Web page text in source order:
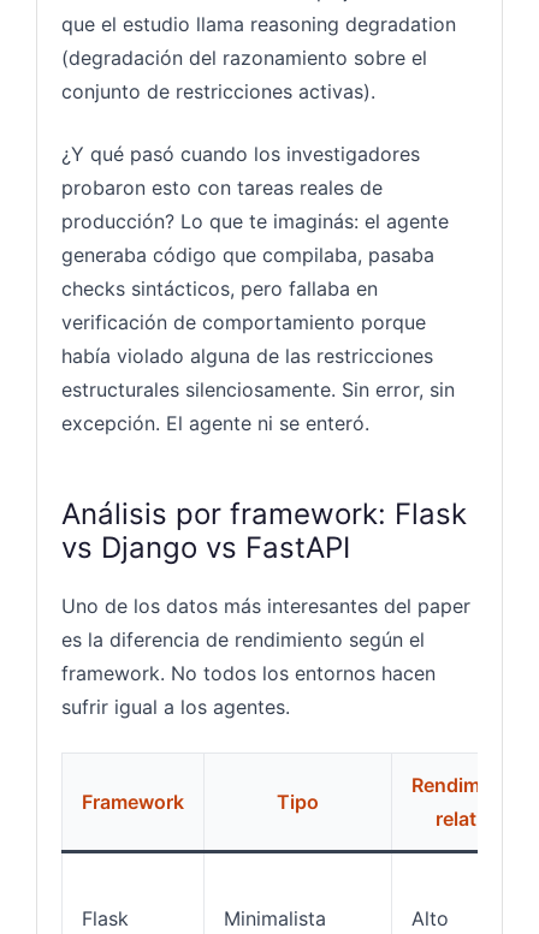
que el estudio llama reasoning degradation
(degradación del razonamiento sobre el
conjunto de restricciones activas).
¿Y qué pasó cuando los investigadores
probaron esto con tareas reales de
producción? Lo que te imaginás: el agente
generaba código que compilaba, pasaba
checks sintácticos, pero fallaba en
verificación de comportamiento porque
había violado alguna de las restricciones
estructurales silenciosamente. Sin error, sin
excepción. El agente ni se enteró.
Análisis por framework: Flask
vs Django vs FastAPI
Uno de los datos más interesantes del paper
es la diferencia de rendimiento según el
framework. No todos los entornos hacen
sufrir igual a los agentes.
Framework Tipo
Rendimiento
relativo
Flask Minimalista Alto